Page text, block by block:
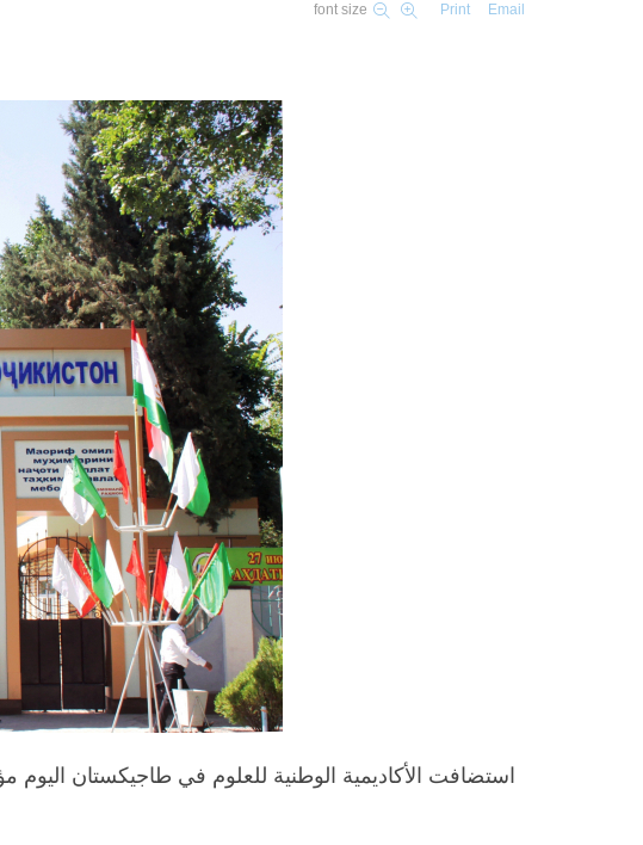
font size Print Email
استضافت الأكاديمية الوطنية للعلوم في طاجيكستان اليوم